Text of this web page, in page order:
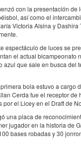
con la presentación de
así como el
Victoria Alsina y Dashira
espectáculo de luces se
el actual bicampeonato
azul que sale en busca del
bola estuvo a cargo
Cerda fue el receptor de
por el Licey en el Draft de
una placa de
jugador en la historia de
bases robadas y 30